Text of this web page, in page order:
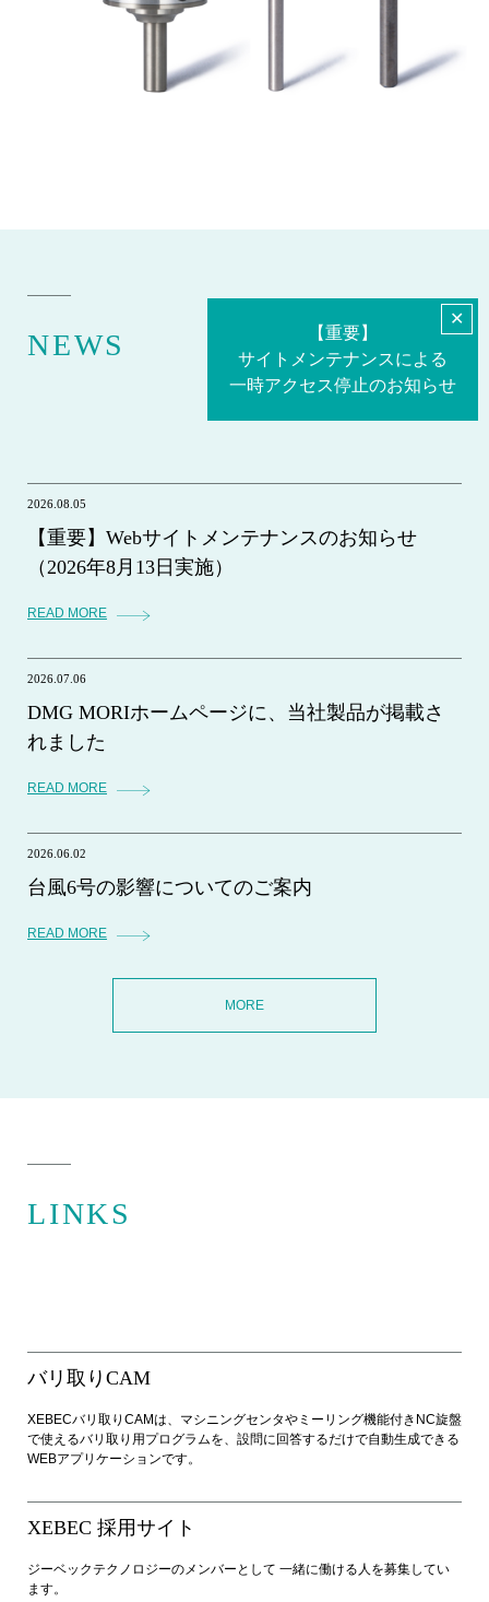
NEWS
2026.08.05
【重要】Webサイトメンテナンスのお知らせ
（2026年8月13日実施）
READ MORE
2026.07.06
DMG MORIホームページに、当社製品が掲載さ
れました
READ MORE
2026.06.02
台風6号の影響についてのご案内
READ MORE
MORE
LINKS
バリ取りCAM
XEBECバリ取りCAMは、マシニングセンタやミーリング機能付きNC旋盤
で使えるバリ取り用プログラムを、設問に回答するだけで自動生成できる
WEBアプリケーションです。
XEBEC 採用サイト
ジーベックテクノロジーのメンバーとして 一緒に働ける人を募集してい
ます。
✕
【重要】
サイトメンテナンスによる
一時アクセス停止のお知らせ